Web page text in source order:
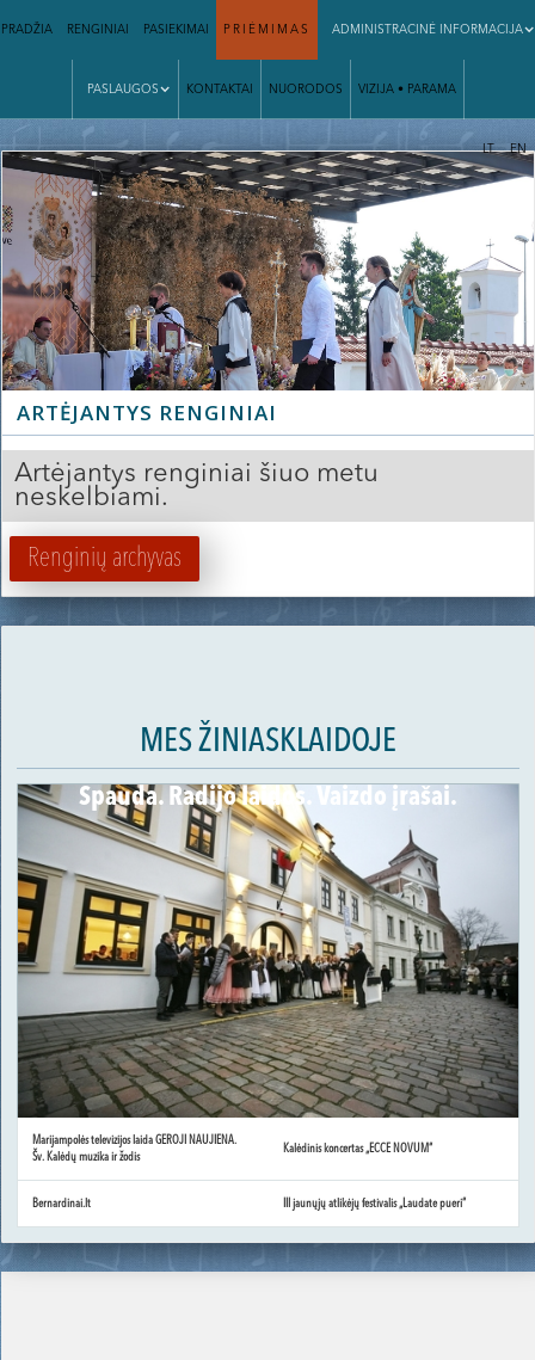
PRADŽIA RENGINIAI PASIEKIMAI PRIĖMIMAS ADMINISTRACINĖ INFORMACIJA
PASLAUGOS KONTAKTAI NUORODOS VIZIJA • PARAMA
| LT EN
ARTĖJANTYS RENGINIAI
Artėjantys renginiai šiuo metu
neskelbiami.
Renginių archyvas
MES ŽINIASKLAIDOJE
Spauda. Radijo laidos. Vaizdo įrašai.
Marijampolės televizijos laida GEROJI NAUJIENA.
Šv. Kalėdų muzika ir žodis
Kalėdinis koncertas „ECCE NOVUM“
Bernardinai.lt III jaunųjų atlikėjų festivalis „Laudate pueri“